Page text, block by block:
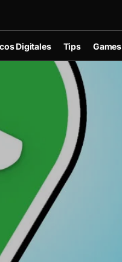
Digitales Tips Games